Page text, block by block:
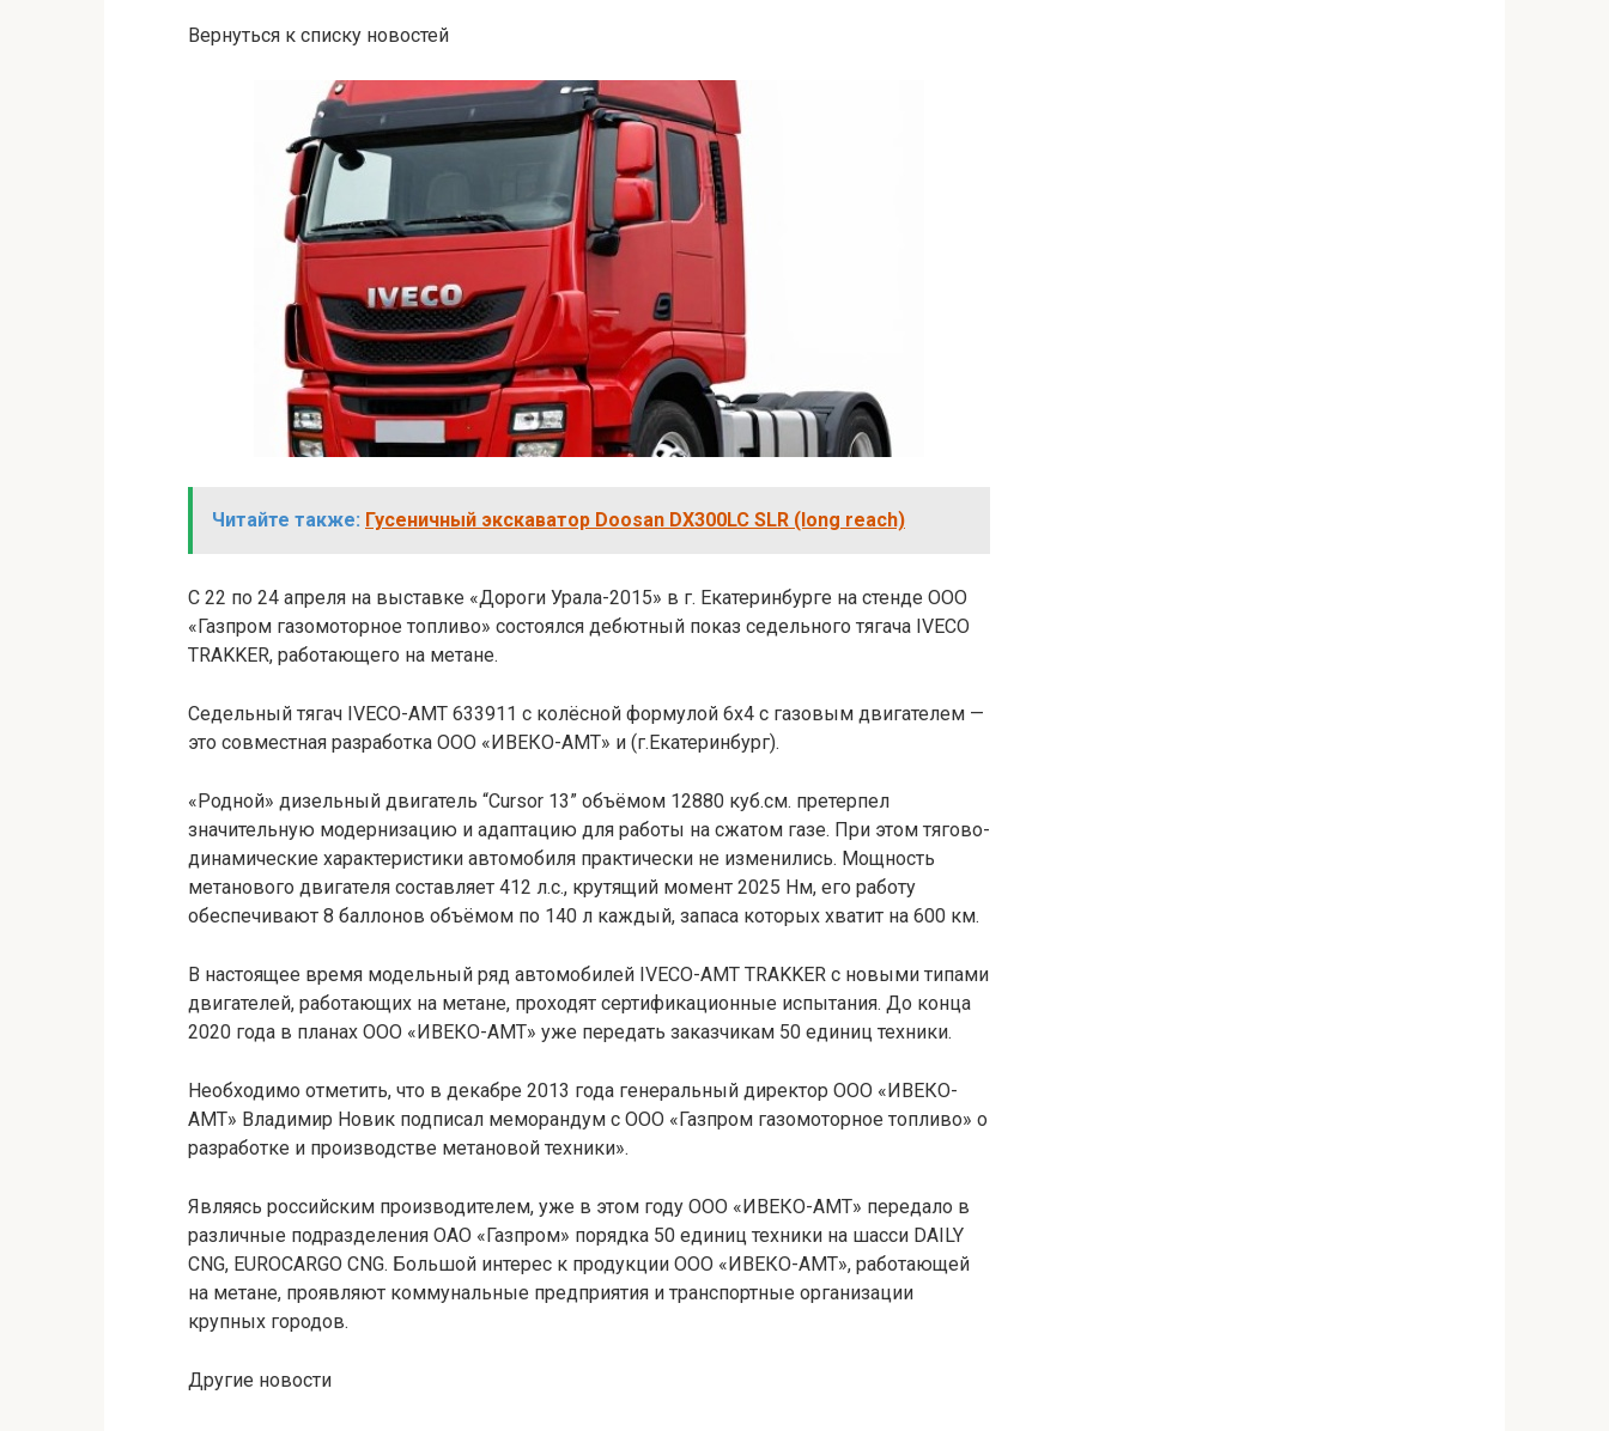
Вернуться к списку новостей
Читайте также: Гусеничный экскаватор Doosan DX300LC SLR (long reach)
С 22 по 24 апреля на выставке «Дороги Урала-2015» в г. Екатеринбурге на стенде ООО
«Газпром газомоторное топливо» состоялся дебютный показ седельного тягача IVECO
TRAKKER, работающего на метане.
Седельный тягач IVECO-AMT 633911 c колёсной формулой 6х4 с газовым двигателем —
это совместная разработка ООО «ИВЕКО-АМТ» и (г.Екатеринбург).
«Родной» дизельный двигатель “Cursor 13” объёмом 12880 куб.см. претерпел
значительную модернизацию и адаптацию для работы на сжатом газе. При этом тягово-
динамические характеристики автомобиля практически не изменились. Мощность
метанового двигателя составляет 412 л.с., крутящий момент 2025 Нм, его работу
обеспечивают 8 баллонов объёмом по 140 л каждый, запаса которых хватит на 600 км.
В настоящее время модельный ряд автомобилей IVECO-AMT TRAKKER с новыми типами
двигателей, работающих на метане, проходят сертификационные испытания. До конца
2020 года в планах ООО «ИВЕКО-АМТ» уже передать заказчикам 50 единиц техники.
Необходимо отметить, что в декабре 2013 года генеральный директор ООО «ИВЕКО-
АМТ» Владимир Новик подписал меморандум с ООО «Газпром газомоторное топливо» о
разработке и производстве метановой техники».
Являясь российским производителем, уже в этом году ООО «ИВЕКО-АМТ» передало в
различные подразделения ОАО «Газпром» порядка 50 единиц техники на шасси DAILY
CNG, EUROCARGO CNG. Большой интерес к продукции ООО «ИВЕКО-АМТ», работающей
на метане, проявляют коммунальные предприятия и транспортные организации
крупных городов.
Другие новости